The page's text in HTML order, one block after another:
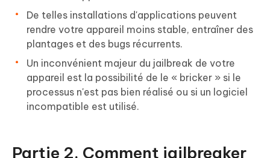
De telles installations d'applications peuvent
rendre votre appareil moins stable, entraîner des
plantages et des bugs récurrents.
Un inconvénient majeur du jailbreak de votre
appareil est la possibilité de le « bricker » si le
processus n'est pas bien réalisé ou si un logiciel
incompatible est utilisé.
Partie 2. Comment jailbreaker